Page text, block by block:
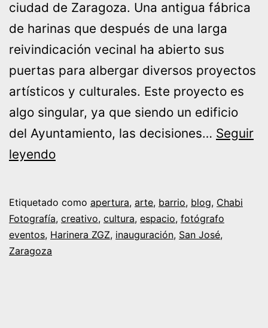
ciudad de Zaragoza. Una antigua fábrica
de harinas que después de una larga
reivindicación vecinal ha abierto sus
puertas para albergar diversos proyectos
artísticos y culturales. Este proyecto es
algo singular, ya que siendo un edificio
del Ayuntamiento, las decisiones… Seguir
leyendo[h]
ZGZ
Etiquetado como apertura, arte, barrio, blog, Chabi
Fotografía, creativo, cultura, espacio, fotógrafo
eventos, Harinera ZGZ, inauguración, San José,
Zaragoza